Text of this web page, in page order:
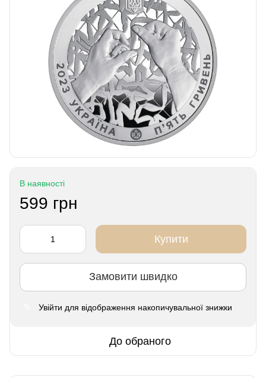
В наявності
599 грн
Купити
Замовити швидко
Увійти для відображення накопичувальної знижки
До обраного